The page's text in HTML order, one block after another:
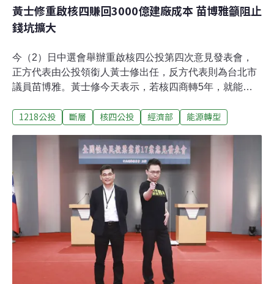
黃士修重啟核四賺回3000億建廠成本 苗博雅籲阻止
錢坑擴大
今（2）日中選會舉辦重啟核四公投第四次意見發表會，
正方代表由公投領銜人黃士修出任，反方代表則為台北市
議員苗博雅。黃士修今天表示，若核四商轉5年，就能賺
高達3205億元。苗博雅則提到，核四本應在陳水扁總統任
就停，就不會把核四錢坑搞得這麼大」，呼籲為後代子孫
留下健全財政紀律。黃士修稱一號機2~3年可運轉 二號機
環評、地調可同時進行黃士修表示，核四廠目前已完工的
一號機不需申請建廠執照，只要再過2~3年即可放置燃料
棒運轉，而完工近九成的二號機則需要5~6年，可利用這
段時間申請建廠執照，並平行進行相關的地質調查、環評
及環差程序。他舉例，美國核電廠封存28年，且封存前只
蓋到一半，最後也只花九年時間重啟。而核四廠只封存七
年，且一號機已經完工，「所以重啟不是問題」。黃士修
指出，若核四商轉5年，就能賺
1218公投 斷層 核四公投 經濟部 能源轉型